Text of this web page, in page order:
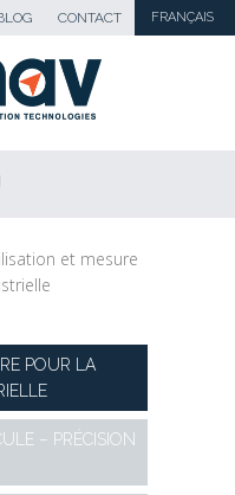
FRANÇAIS
CONTACT
et mesure
POUR LA
– PRÉCISION